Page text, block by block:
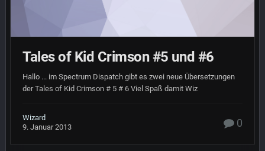
Tales of Kid Crimson #5 und #6
Hallo ... im Spectrum Dispatch gibt es zwei neue Übersetzungen
der Tales of Kid Crimson # 5 # 6 Viel Spaß damit Wiz
Wizard
9. Januar 2013
0